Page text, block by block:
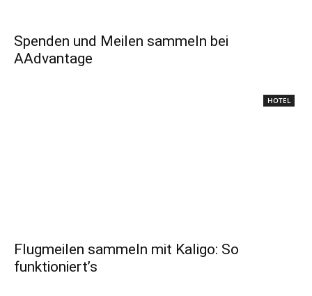
Spenden und Meilen sammeln bei
AAdvantage
HOTEL
Flugmeilen sammeln mit Kaligo: So
funktioniert’s